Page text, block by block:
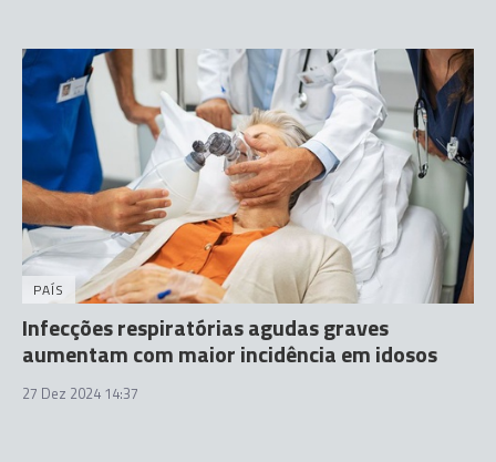
PAÍS
Infecções respiratórias agudas graves
aumentam com maior incidência em idosos
27 Dez 2024 14:37